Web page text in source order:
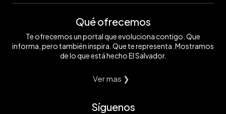
Qué ofrecemos
Te ofrecemos un portal que evoluciona contigo. Que
informa, pero también inspira. Que te representa. Mostramos
de lo que está hecho El Salvador.
Ver mas ❯
Síguenos